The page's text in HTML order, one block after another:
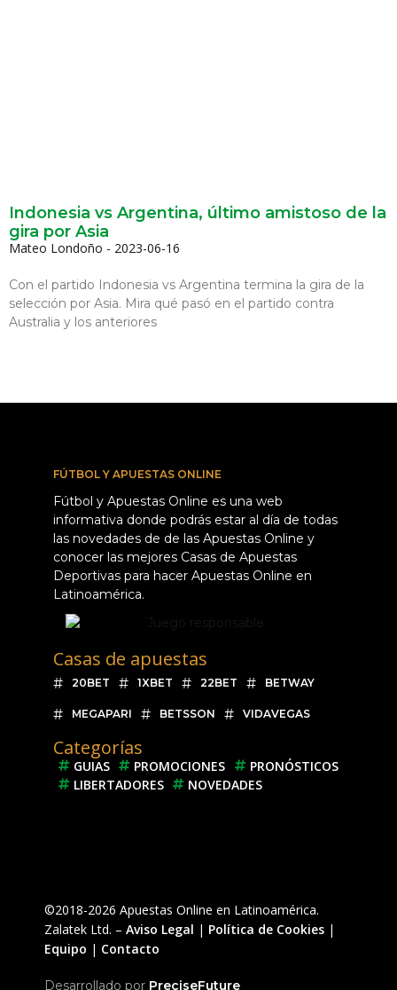
Indonesia vs Argentina, último amistoso de la
gira por Asia
Mateo Londoño 2023-06-16
Con el partido Indonesia vs Argentina termina la gira de la
selección por Asia. Mira qué pasó en el partido contra
Australia y los anteriores
FÚTBOL Y APUESTAS ONLINE
Fútbol y Apuestas Online es una web
informativa donde podrás estar al día de todas
las novedades de de las Apuestas Online y
conocer las mejores Casas de Apuestas
Deportivas para hacer Apuestas Online en
Latinoamérica.
Casas de apuestas
20BET 1XBET 22BET BETWAY
MEGAPARI BETSSON VIDAVEGAS
Categorías
GUIAS PROMOCIONES
PRONÓSTICOS
LIBERTADORES
NOVEDADES
©2018-2026 Apuestas Online en Latinoamérica.
Zalatek Ltd. – Aviso Legal | Política de Cookies |
Equipo | Contacto
Desarrollado por PreciseFuture